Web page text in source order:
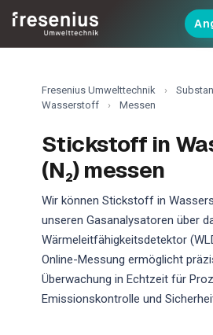
Fresenius Umwelttechnik ›
Wasserstoff
› Messen
Stickstoff in
(N₂) messen
Wir können Stickstoff in
unseren Gasanalysatoren über
Wärmeleitfähigkeitsdetektor
Online-Messung ermöglicht
Überwachung in Echtzeit für
Emissionskontrolle und